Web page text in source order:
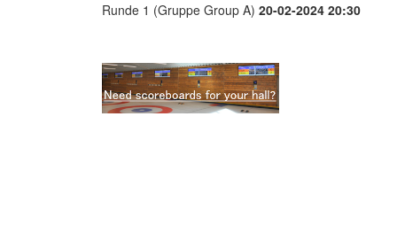
Runde 1 (Gruppe Group A) 20-02-2024 20:30